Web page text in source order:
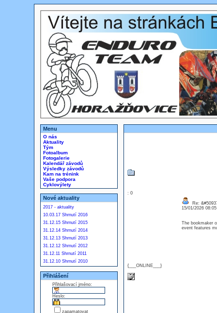
Menu
O nás
Aktuality
Tým
Fotoalbum
Fotogalerie
Kalendář závodů
Výsledky závodů
Kam na trénink
Vaše podpora
Cyklovýlety
Nové aktuality
2017 - aktuality
10.03.17 Shrnutí 2016
31.12.15 Shrnutí 2015
31.12.14 Shrnutí 2014
31.12.13 Shrnutí 2013
31.12.12 Shrnutí 2012
31.12.11 Shrnutí 2011
31.12.10 Shrnutí 2010
Přihlášení
Přihlašovací jméno:
Heslo:
zapamatovat
: 0
{___ONLINE___}
Re:
15/01/2026
The bookmaker
event features